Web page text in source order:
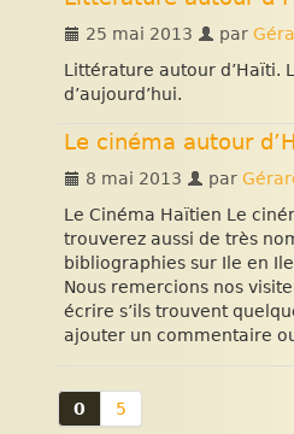
25 mai 2013 par
Littérature autour d’Haïti.
d’aujourd’hui.
Le cinéma autour
8 mai 2013 par
Le Cinéma Haïtien Le
trouverez aussi de très
bibliographies sur Ile en
Nous remercions nos
écrire s’ils trouvent
ajouter un commentaire
0 5